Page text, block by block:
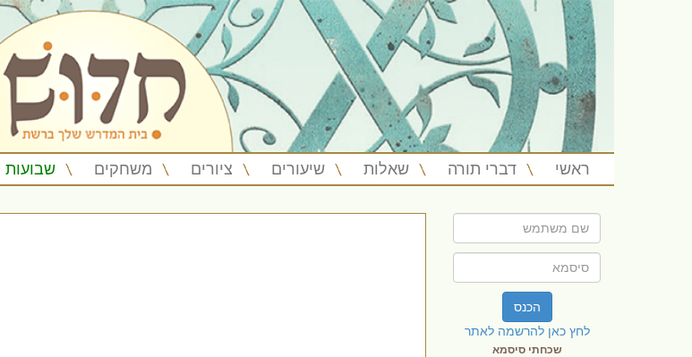
ראשי דברי תורה שאלות שיעורים ציורים משחקים שבועות
הכנס
לחץ כאן להרשמה לאתר
שכחתי סיסמא